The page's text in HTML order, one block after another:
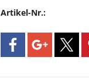
Artikel-Nr.: